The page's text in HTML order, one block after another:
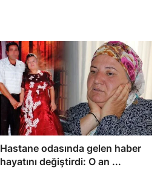
Hastane odasında gelen haber
hayatını değiştirdi: O an ...